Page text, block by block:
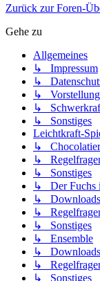
Zurück zur Foren-
Gehe zu
Allgemeines
↳ Impressum
↳
↳
↳
↳ Sonstiges
Leichtkraft-
↳
↳
↳ Sonstiges
↳ Der Fuchs
↳ Downloads
↳
↳ Sonstiges
↳ Ensemble
↳ Downloads
↳
↳ Sonstiges